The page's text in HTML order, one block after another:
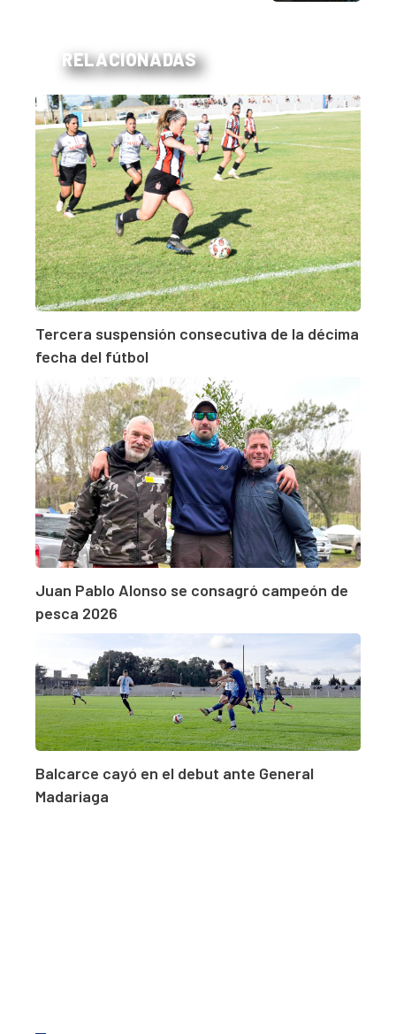
RELACIONADAS
Tercera suspensión consecutiva de la décima
fecha del fútbol
Juan Pablo Alonso se consagró campeón de
pesca 2026
Balcarce cayó en el debut ante General
Madariaga